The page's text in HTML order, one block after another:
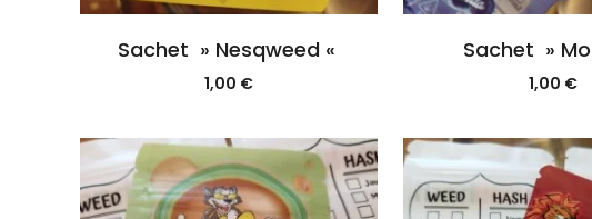
Sachet » Nesqweed «
1,00 €
Sachet »
1,00 €